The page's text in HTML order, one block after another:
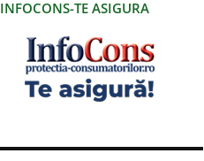
INFOCONS-TE ASIGURA